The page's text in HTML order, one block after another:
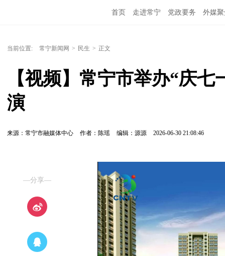
首页 走进常宁 党政要务 外媒
当前位置: 常宁新闻网 > 民生 > 正文
【视频】常宁市举办“庆
演
来源：常宁市融媒体中心 作者：陈瑶 编辑：源源 2026-06-30 21:08:46
—分享—